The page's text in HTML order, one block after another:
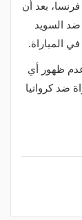
بعد أن
السويد
المباراة.
ظهور أي
ضد كرواتيا